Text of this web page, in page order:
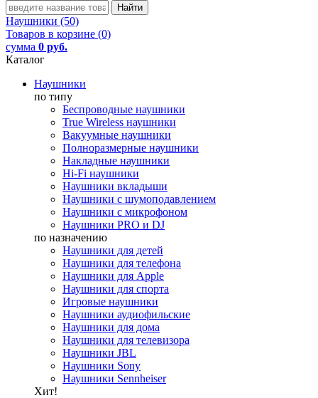
Наушники (50)
Товаров в корзине (0)
сумма 0 руб.
Каталог
Наушники
по типу
Беспроводные наушники
True Wireless наушники
Вакуумные наушники
Полноразмерные наушники
Накладные наушники
Hi-Fi наушники
Наушники вкладыши
Наушники с шумоподавлением
Наушники с микрофоном
Наушники PRO и DJ
по назначению
Наушники для детей
Наушники для телефона
Наушники для Apple
Наушники для спорта
Игровые наушники
Наушники аудиофильские
Наушники для дома
Наушники для телевизора
Наушники JBL
Наушники Sony
Наушники Sennheiser
Хит!